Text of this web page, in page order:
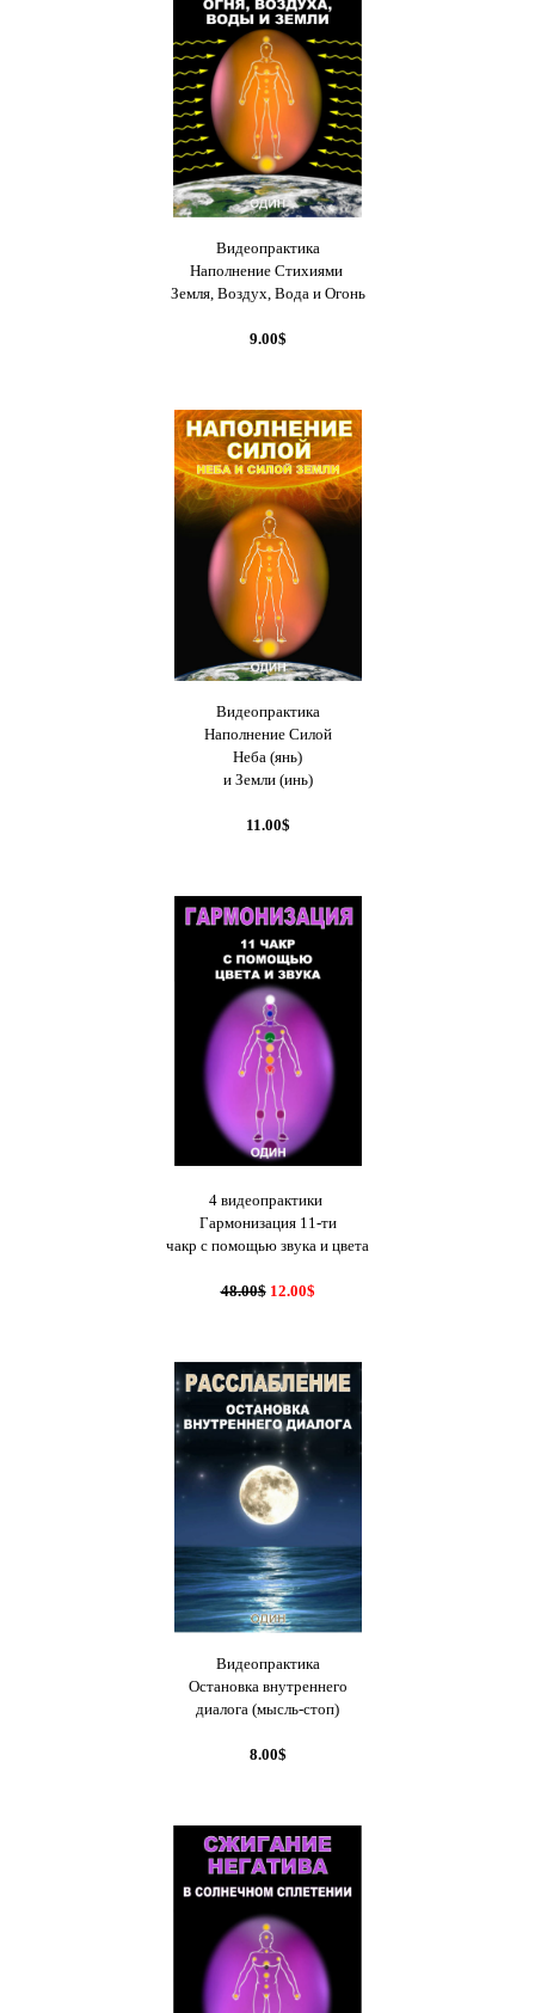
Видеопрактика
Наполнение Стихиями
Земля, Воздух, Вода и Огонь
9.00$
Видеопрактика
Наполнение Силой
Неба (янь)
и Земли (инь)
11.00$
4 видеопрактики
Гармонизация 11-ти
чакр с помощью звука и цвета
48.00$ 12.00$
Видеопрактика
Остановка внутреннего
диалога (мысль-стоп)
8.00$